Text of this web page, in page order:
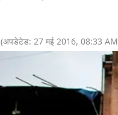
(अपडेटेड: 27 मई 2016, 08:33 AM